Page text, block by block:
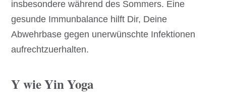
insbesondere während des Sommers. Eine
gesunde Immunbalance hilft Dir, Deine
Abwehrbase gegen unerwünschte Infektionen
aufrechtzuerhalten.
Y wie Yin Yoga